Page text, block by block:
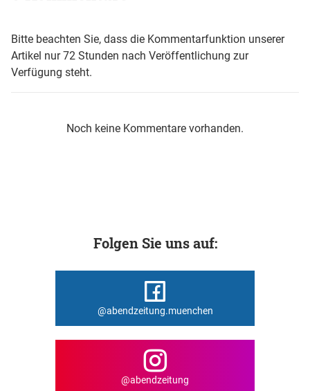
Bitte beachten Sie, dass die Kommentarfunktion unserer
Artikel nur 72 Stunden nach Veröffentlichung zur
Verfügung steht.
Noch keine Kommentare vorhanden.
Folgen Sie uns auf:
@abendzeitung.muenchen
@abendzeitung